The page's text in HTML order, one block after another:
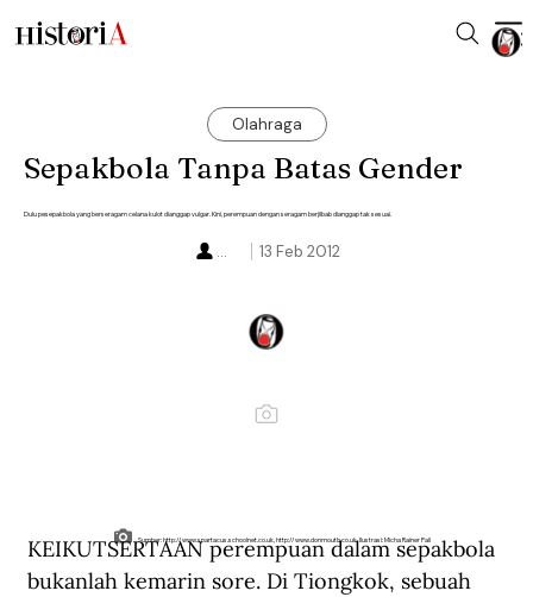
Olahraga
Sepakbola Tanpa Batas Gender
Dulu pesepakbola yang berseragam celana kulot dianggap vulgar. Kini, perempuan dengan seragam berjilbab dianggap tak sesuai.
13 Feb 2012
...
Sumber: http://www.spartacus.schoolnet.co.uk, http://www.donmouth.co.uk. Ilustrasi: Micha Rainer Pali
KEIKUTSERTAAN perempuan dalam sepakbola
bukanlah kemarin sore. Di Tiongkok, sebuah